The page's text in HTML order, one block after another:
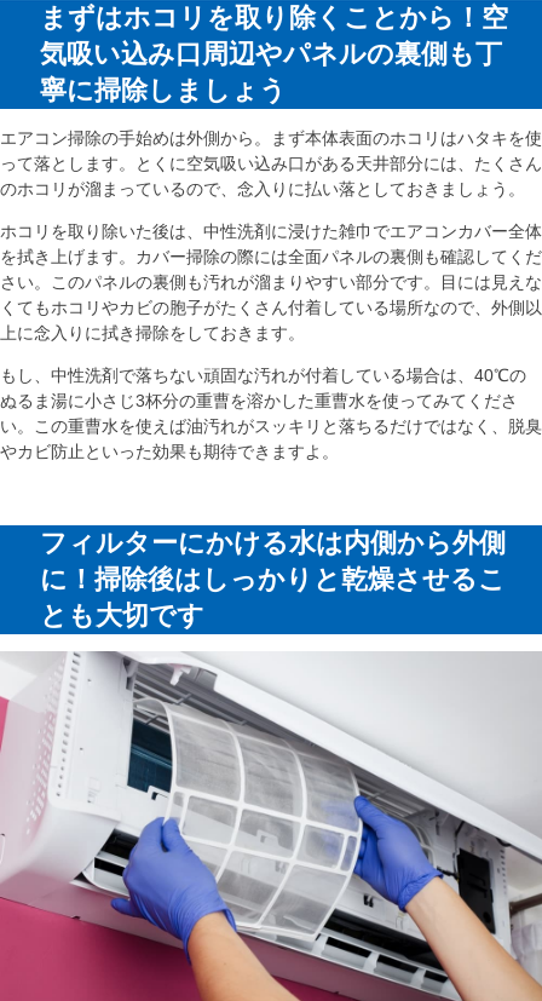
まずはホコリを取り除くことから！空
気吸い込み口周辺やパネルの裏側も丁
寧に掃除しましょう
エアコン掃除の手始めは外側から。まず本体表面のホコリはハタキを使
って落とします。とくに空気吸い込み口がある天井部分には、たくさん
のホコリが溜まっているので、念入りに払い落としておきましょう。
ホコリを取り除いた後は、中性洗剤に浸けた雑巾でエアコンカバー全体
を拭き上げます。カバー掃除の際には全面パネルの裏側も確認してくだ
さい。このパネルの裏側も汚れが溜まりやすい部分です。目には見えな
くてもホコリやカビの胞子がたくさん付着している場所なので、外側以
上に念入りに拭き掃除をしておきます。
もし、中性洗剤で落ちない頑固な汚れが付着している場合は、40℃の
ぬるま湯に小さじ3杯分の重曹を溶かした重曹水を使ってみてくださ
い。この重曹水を使えば油汚れがスッキリと落ちるだけではなく、脱臭
やカビ防止といった効果も期待できますよ。
フィルターにかける水は内側から外側
に！掃除後はしっかりと乾燥させるこ
とも大切です